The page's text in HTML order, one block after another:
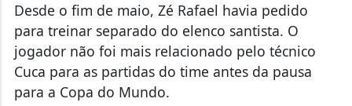
Desde o fim de maio, Zé Rafael havia pedido
para treinar separado do elenco santista. O
jogador não foi mais relacionado pelo técnico
Cuca para as partidas do time antes da pausa
para a Copa do Mundo.